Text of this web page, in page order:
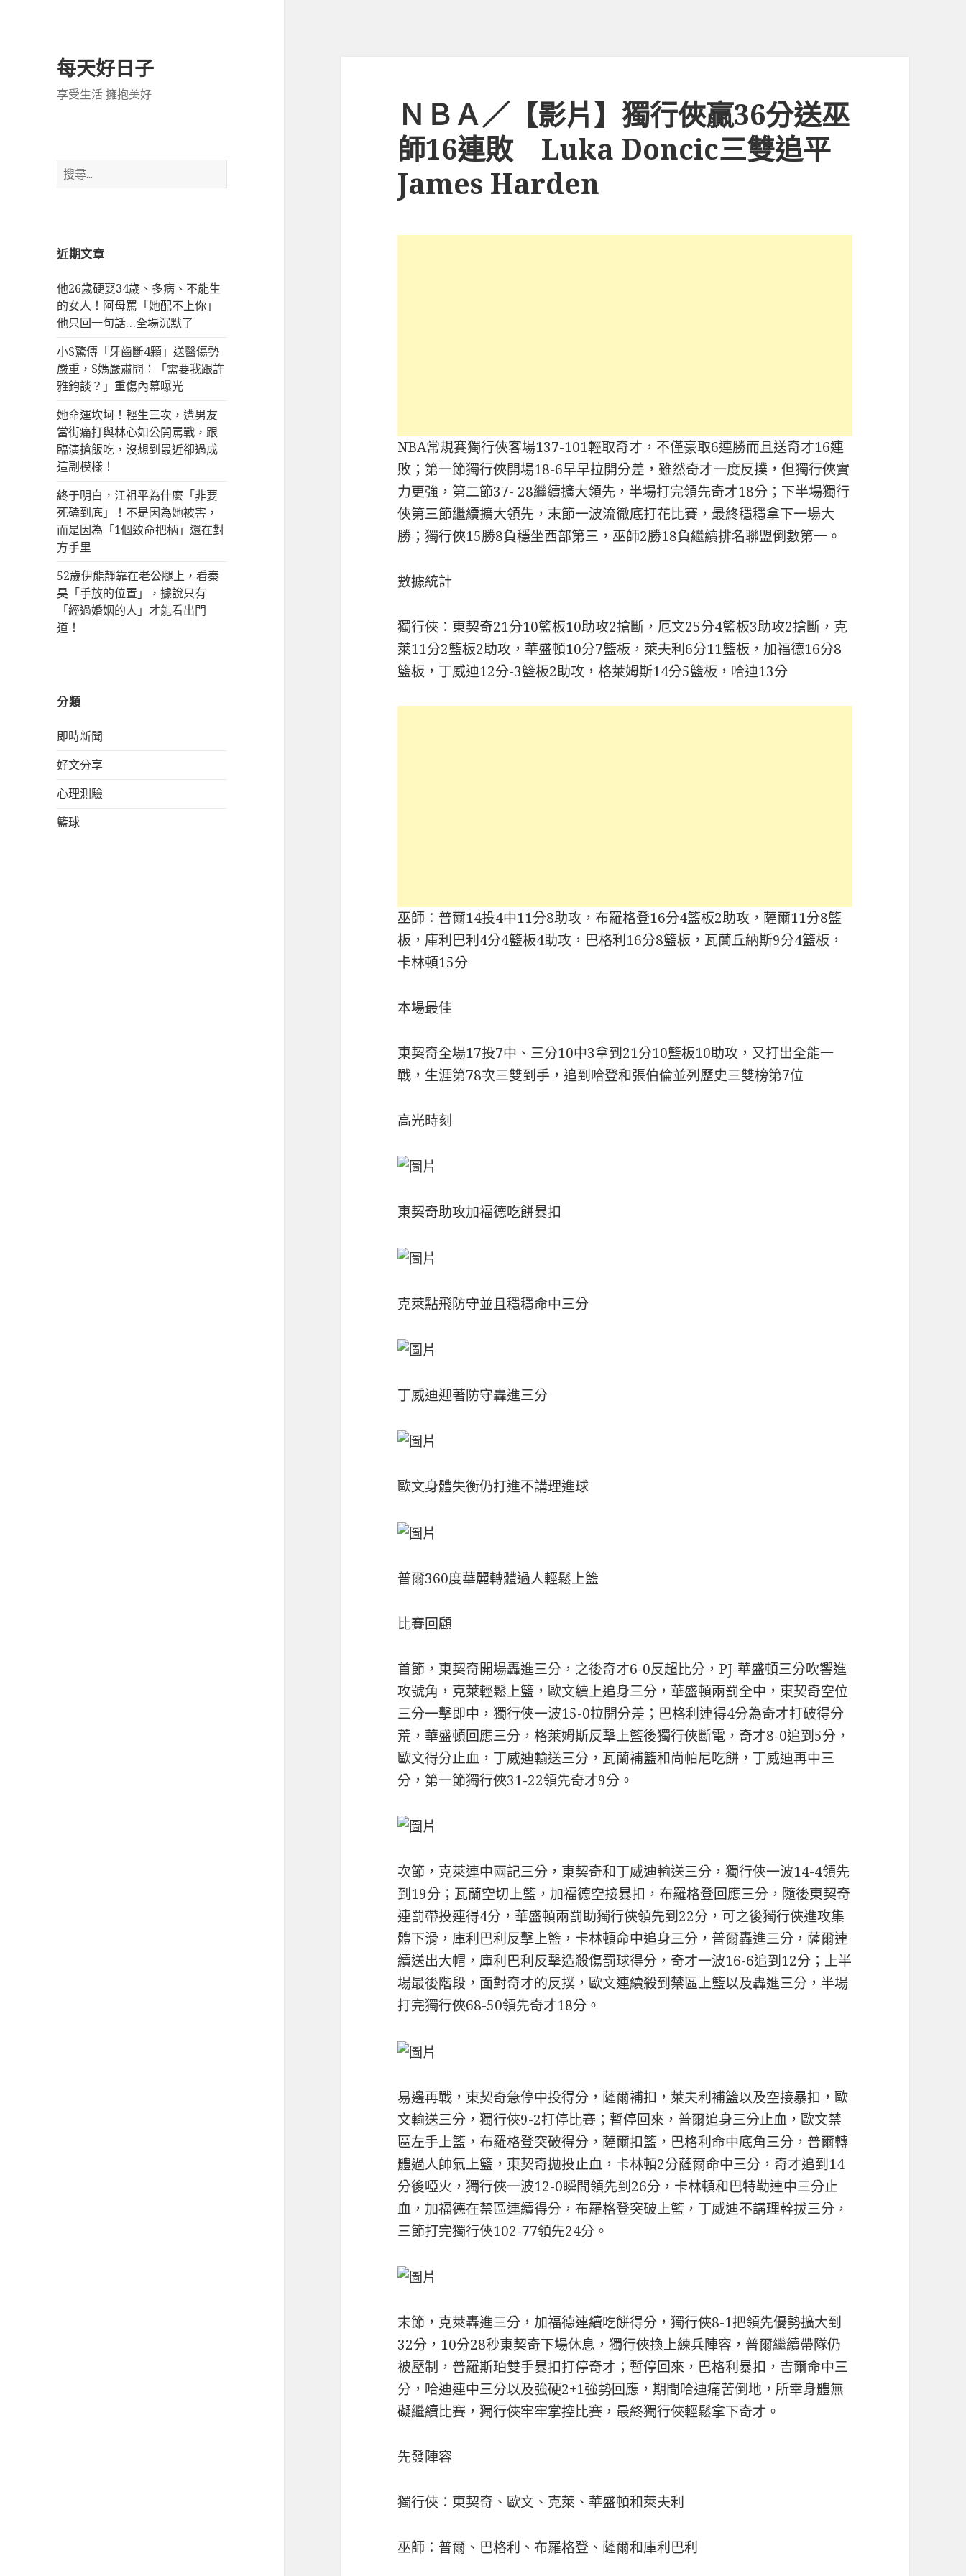
每天好日子
享受生活 擁抱美好
搜
尋
近期文章
他26歲硬娶34歲、多病、不能生
的女人！阿母罵「她配不上你」
他只回一句話…全場沉默了
小S驚傳「牙齒斷4顆」送醫傷勢
嚴重，S媽嚴肅問：「需要我跟許
雅鈞談？」重傷內幕曝光
她命運坎坷！輕生三次，遭男友
當街痛打與林心如公開罵戰，跟
臨演搶飯吃，沒想到最近卻過成
這副模樣！
終于明白，江祖平為什麼「非要
死磕到底」！不是因為她被害，
而是因為「1個致命把柄」還在對
方手里
52歲伊能靜靠在老公腿上，看秦
昊「手放的位置」，據說只有
「經過婚姻的人」才能看出門
道！
分類
即時新聞
好文分享
心理測驗
籃球
ＮＢＡ／【影片】獨行俠贏36分送巫
師16連敗 Luka Doncic三雙追平
James Harden
NBA常規賽獨行俠客場137-101輕取奇才，不僅豪取6連勝而且送奇才16連
敗；第一節獨行俠開場18-6早早拉開分差，雖然奇才一度反撲，但獨行俠實
力更強，第二節37- 28繼續擴大領先，半場打完領先奇才18分；下半場獨行
俠第三節繼續擴大領先，末節一波流徹底打花比賽，最終穩穩拿下一場大
勝；獨行俠15勝8負穩坐西部第三，巫師2勝18負繼續排名聯盟倒數第一。
數據統計
獨行俠：東契奇21分10籃板10助攻2搶斷，厄文25分4籃板3助攻2搶斷，克
萊11分2籃板2助攻，華盛頓10分7籃板，萊夫利6分11籃板，加福德16分8
籃板，丁威迪12分-3籃板2助攻，格萊姆斯14分5籃板，哈迪13分
巫師：普爾14投4中11分8助攻，布羅格登16分4籃板2助攻，薩爾11分8籃
板，庫利巴利4分4籃板4助攻，巴格利16分8籃板，瓦蘭丘納斯9分4籃板，
卡林頓15分
本場最佳
東契奇全場17投7中、三分10中3拿到21分10籃板10助攻，又打出全能一
戰，生涯第78次三雙到手，追到哈登和張伯倫並列歷史三雙榜第7位
高光時刻
東契奇助攻加福德吃餅暴扣
克萊點飛防守並且穩穩命中三分
丁威迪迎著防守轟進三分
歐文身體失衡仍打進不講理進球
普爾360度華麗轉體過人輕鬆上籃
比賽回顧
首節，東契奇開場轟進三分，之後奇才6-0反超比分，PJ-華盛頓三分吹響進
攻號角，克萊輕鬆上籃，歐文續上追身三分，華盛頓兩罰全中，東契奇空位
三分一擊即中，獨行俠一波15-0拉開分差；巴格利連得4分為奇才打破得分
荒，華盛頓回應三分，格萊姆斯反擊上籃後獨行俠斷電，奇才8-0追到5分，
歐文得分止血，丁威迪輸送三分，瓦蘭補籃和尚帕尼吃餅，丁威迪再中三
分，第一節獨行俠31-22領先奇才9分。
次節，克萊連中兩記三分，東契奇和丁威迪輸送三分，獨行俠一波14-4領先
到19分；瓦蘭空切上籃，加福德空接暴扣，布羅格登回應三分，隨後東契奇
連罰帶投連得4分，華盛頓兩罰助獨行俠領先到22分，可之後獨行俠進攻集
體下滑，庫利巴利反擊上籃，卡林頓命中追身三分，普爾轟進三分，薩爾連
續送出大帽，庫利巴利反擊造殺傷罰球得分，奇才一波16-6追到12分；上半
場最後階段，面對奇才的反撲，歐文連續殺到禁區上籃以及轟進三分，半場
打完獨行俠68-50領先奇才18分。
易邊再戰，東契奇急停中投得分，薩爾補扣，萊夫利補籃以及空接暴扣，歐
文輸送三分，獨行俠9-2打停比賽；暫停回來，普爾追身三分止血，歐文禁
區左手上籃，布羅格登突破得分，薩爾扣籃，巴格利命中底角三分，普爾轉
體過人帥氣上籃，東契奇拋投止血，卡林頓2分薩爾命中三分，奇才追到14
分後啞火，獨行俠一波12-0瞬間領先到26分，卡林頓和巴特勒連中三分止
血，加福德在禁區連續得分，布羅格登突破上籃，丁威迪不講理幹拔三分，
三節打完獨行俠102-77領先24分。
末節，克萊轟進三分，加福德連續吃餅得分，獨行俠8-1把領先優勢擴大到
32分，10分28秒東契奇下場休息，獨行俠換上練兵陣容，普爾繼續帶隊仍
被壓制，普羅斯珀雙手暴扣打停奇才；暫停回來，巴格利暴扣，吉爾命中三
分，哈迪連中三分以及強硬2+1強勢回應，期間哈迪痛苦倒地，所幸身體無
礙繼續比賽，獨行俠牢牢掌控比賽，最終獨行俠輕鬆拿下奇才。
先發陣容
獨行俠：東契奇、歐文、克萊、華盛頓和萊夫利
巫師：普爾、巴格利、布羅格登、薩爾和庫利巴利